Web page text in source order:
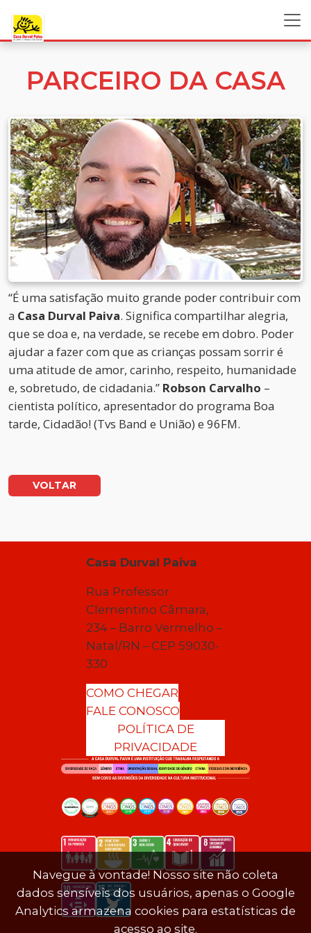
PARCEIRO DA CASA
“É uma satisfação muito grande poder contribuir com
a Casa Durval Paiva. Significa compartilhar alegria,
que se doa e, na verdade, se recebe em dobro. Poder
ajudar a fazer com que as crianças possam sorrir é
uma atitude de amor, carinho, respeito, humanidade
e, sobretudo, de cidadania.” Robson Carvalho –
cientista político, apresentador do programa Boa
tarde, Cidadão! (Tvs Band e União) e 96FM.
VOLTAR
Casa Durval Paiva
Rua Professor
Clementino Câmara,
234 – Barro Vermelho –
Natal/RN – CEP 59030-
330
COMO CHEGAR
FALE CONOSCO
POLÍTICA DE
PRIVACIDADE
Navegue à vontade! Nosso site não coleta
dados sensíveis dos usuários, apenas o Google
Analytics armazena cookies para estatísticas de
acesso ao site.